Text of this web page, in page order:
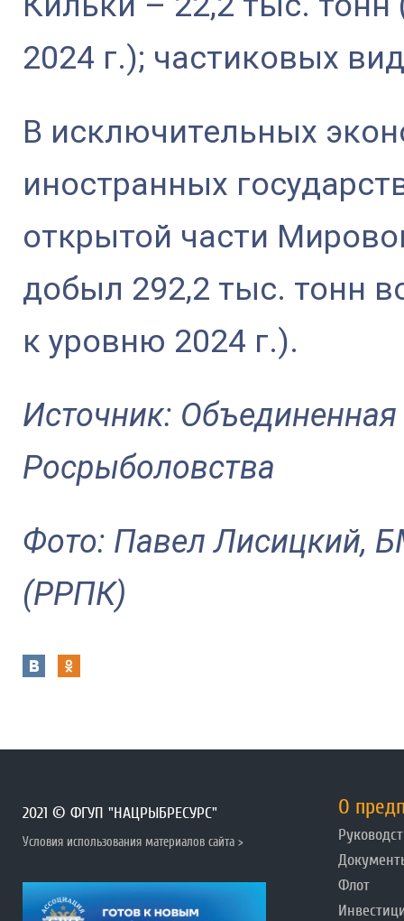
2024 г.); частиковых
В исключительных
иностранных
открытой части
добыл 292,2 тыс. тонн
к уровню 2024 г.).
Источник:
Росрыболовства
Фото: Павел Лисицкий,
(РРПК)
2021 © ФГУП "НАЦРЫБРЕСУРС"
Условия использования материалов сайта >
О
Флот